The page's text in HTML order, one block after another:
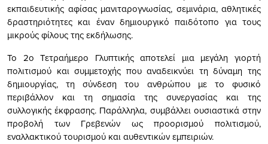
εκπαιδευτικής αφίσας μανιταρογνωσίας, σεμινάρια, αθλητικές
δραστηριότητες και έναν δημιουργικό παιδότοπο για τους
μικρούς φίλους της εκδήλωσης.
Το 2ο Τετραήμερο Γλυπτικής αποτελεί μια μεγάλη γιορτή
πολιτισμού και συμμετοχής που αναδεικνύει τη δύναμη της
δημιουργίας, τη σύνδεση του ανθρώπου με το φυσικό
περιβάλλον και τη σημασία της συνεργασίας και της
συλλογικής έκφρασης. Παράλληλα, συμβάλλει ουσιαστικά στην
προβολή των Γρεβενών ως προορισμού πολιτισμού,
εναλλακτικού τουρισμού και αυθεντικών εμπειριών.